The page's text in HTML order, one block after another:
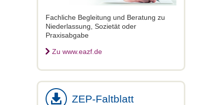
Fachliche Begleitung und Beratung zu
Niederlassung, Sozietät oder
Praxisabgabe
Zu www.eazf.de
ZEP-Faltblatt